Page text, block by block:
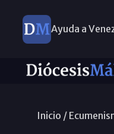
Ayuda a
Inicio /